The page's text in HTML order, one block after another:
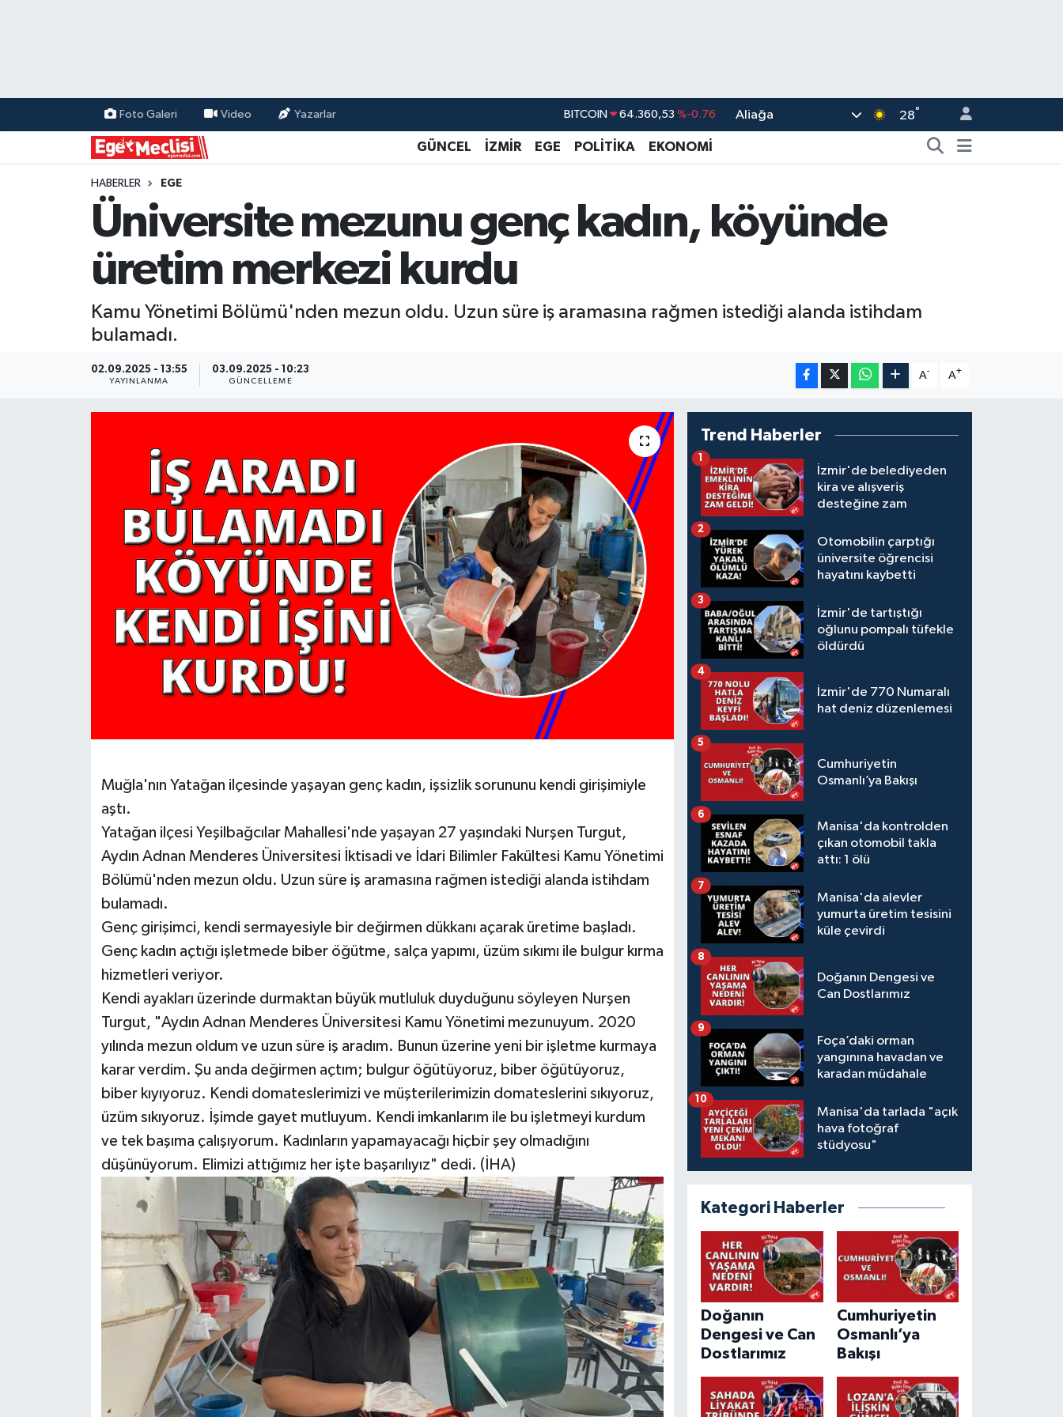
Foto Galeri Video Yazarlar DOLAR 47,7069 %0.17
EURO 55,0265 %0.01
BİST100 %64
Aliağa 28°
GÜNCEL İZMİR EGE POLİTİKA EKONOMİ
HABERLER EGE
Üniversite mezunu genç kadın, köyünde
üretim merkezi kurdu
Kamu Yönetimi Bölümü'nden mezun oldu. Uzun süre iş aramasına rağmen istediği alanda istihdam
bulamadı.
02.09.2025 - 13:55
YAYINLANMA
03.09.2025 - 10:23
GÜNCELLEME
A- A+
Muğla'nın Yatağan ilçesinde yaşayan genç kadın, işsizlik sorununu kendi girişimiyle
aştı.
Yatağan ilçesi Yeşilbağcılar Mahallesi'nde yaşayan 27 yaşındaki Nurşen Turgut,
Aydın Adnan Menderes Üniversitesi İktisadi ve İdari Bilimler Fakültesi Kamu Yönetimi
Bölümü'nden mezun oldu. Uzun süre iş aramasına rağmen istediği alanda istihdam
bulamadı.
Genç girişimci, kendi sermayesiyle bir değirmen dükkanı açarak üretime başladı.
Genç kadın açtığı işletmede biber öğütme, salça yapımı, üzüm sıkımı ile bulgur kırma
hizmetleri veriyor.
Kendi ayakları üzerinde durmaktan büyük mutluluk duyduğunu söyleyen Nurşen
Turgut, "Aydın Adnan Menderes Üniversitesi Kamu Yönetimi mezunuyum. 2020
yılında mezun oldum ve uzun süre iş aradım. Bunun üzerine yeni bir işletme kurmaya
karar verdim. Şu anda değirmen açtım; bulgur öğütüyoruz, biber öğütüyoruz,
biber kıyıyoruz. Kendi domateslerimizi ve müşterilerimizin domateslerini sıkıyoruz,
üzüm sıkıyoruz. İşimde gayet mutluyum. Kendi imkanlarım ile bu işletmeyi kurdum
ve tek başıma çalışıyorum. Kadınların yapamayacağı hiçbir şey olmadığını
düşünüyorum. Elimizi attığımız her işte başarılıyız" dedi. (İHA)
Trend Haberler
İzmir'de belediyeden
kira ve alışveriş
desteğine zam
1
Otomobilin çarptığı
üniversite öğrencisi
hayatını kaybetti
2
İzmir'de tartıştığı
oğlunu pompalı tüfekle
öldürdü
3
İzmir'de 770 Numaralı
hat deniz düzenlemesi
4
Cumhuriyetin
Osmanlı’ya Bakışı
5
Manisa'da kontrolden
çıkan otomobil takla
attı: 1 ölü
6
Manisa'da alevler
yumurta üretim tesisini
küle çevirdi
7
Doğanın Dengesi ve
Can Dostlarımız
8
Foça’daki orman
yangınına havadan ve
karadan müdahale
9
Manisa'da tarlada "açık
hava fotoğraf
stüdyosu"
10
Kategori Haberler
Doğanın
Dengesi ve Can
Dostlarımız
Cumhuriyetin
Osmanlı’ya
Bakışı
EKONOMİ
GÜNCEL
POLİTİKA
Programlar